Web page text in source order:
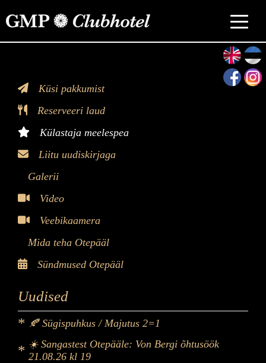
>
Küsi pakkumist
Reserveeri laud
Külastaja meelespea
Liitu uudiskirjaga
Galerii
Video
Veebikaamera
Mida teha Otepääl
Sündmused Otepääl
Uudised
🍂 Sügispuhkus / Majutus 2=1
☀️ Sangastest Otepääle: Von Bergi õhtusöök
21.08.26 kl 19